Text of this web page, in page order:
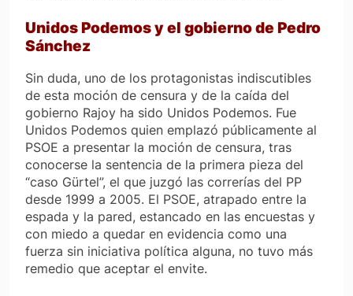
Unidos Podemos y el gobierno de Pedro
Sánchez
Sin duda, uno de los protagonistas indiscutibles
de esta moción de censura y de la caída del
gobierno Rajoy ha sido Unidos Podemos. Fue
Unidos Podemos quien emplazó públicamente al
PSOE a presentar la moción de censura, tras
conocerse la sentencia de la primera pieza del
“caso Gürtel”, el que juzgó las correrías del PP
desde 1999 a 2005. El PSOE, atrapado entre la
espada y la pared, estancado en las encuestas y
con miedo a quedar en evidencia como una
fuerza sin iniciativa política alguna, no tuvo más
remedio que aceptar el envite.